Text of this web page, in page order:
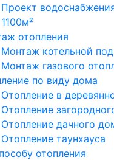
Проект
1100м²
отопления
Монтаж котельной
Монтаж газового
по виду дома
Отопление в
Отопление
Отопление дачного
Отопление таунхауса
отопления